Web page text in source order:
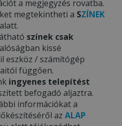
a megjegyzés rovatba.
megtekintheti a SZÍNEK
színek csak
kissé
eszköz / számítógép
függően.
ingyenes telepítést
befogadó aljaztra.
információkat a
az ALAP